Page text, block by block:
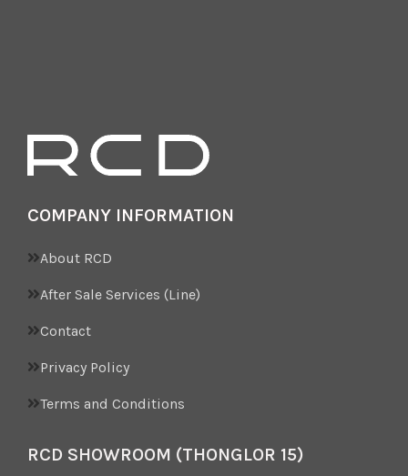
COMPANY INFORMATION
About RCD
After Sale Services (Line)
Contact
Privacy Policy
Terms and Conditions
RCD SHOWROOM (THONGLOR 15)